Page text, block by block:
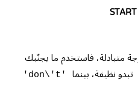
متبادلة، فاستخدم ما يجنّبك
تبدو نظيفة، بينما 'don\'t'